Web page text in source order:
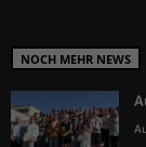
NOCH MEHR NEWS